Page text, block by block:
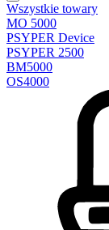
Wszystkie towary
MO 5000
PSYPER Device
PSYPER 2500
BM5000
OS4000